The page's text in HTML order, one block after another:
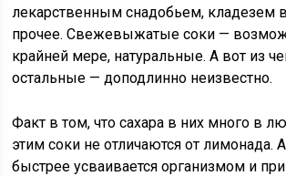
лекарственным снадобьем, кладезем
прочее. Свежевыжатые соки —
крайней мере, натуральные. А вот из
остальные — доподлинно неизвестно.
Факт в том, что сахара в них много в
этим соки не отличаются от лимонада.
быстрее усваивается организмом и